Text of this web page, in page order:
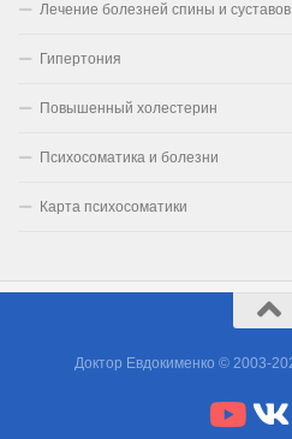
Лечение болезней спины и суставов
Гипертония
Повышенный холестерин
Психосоматика и болезни
Карта психосоматики
Доктор Евдокименко © 2003-